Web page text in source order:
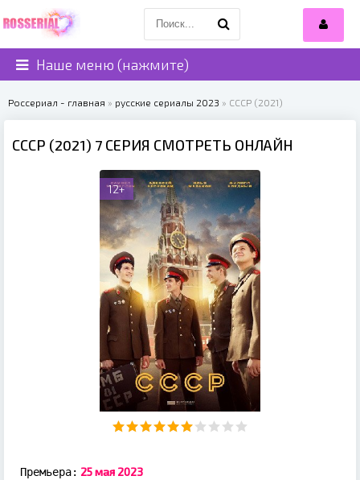
Наше меню (нажмите)
Россериал - главная » русские сериалы 2023 » СССР (2021)
СССР (2021) 7 СЕРИЯ СМОТРЕТЬ ОНЛАЙН
12+
Премьера: 25 мая 2023